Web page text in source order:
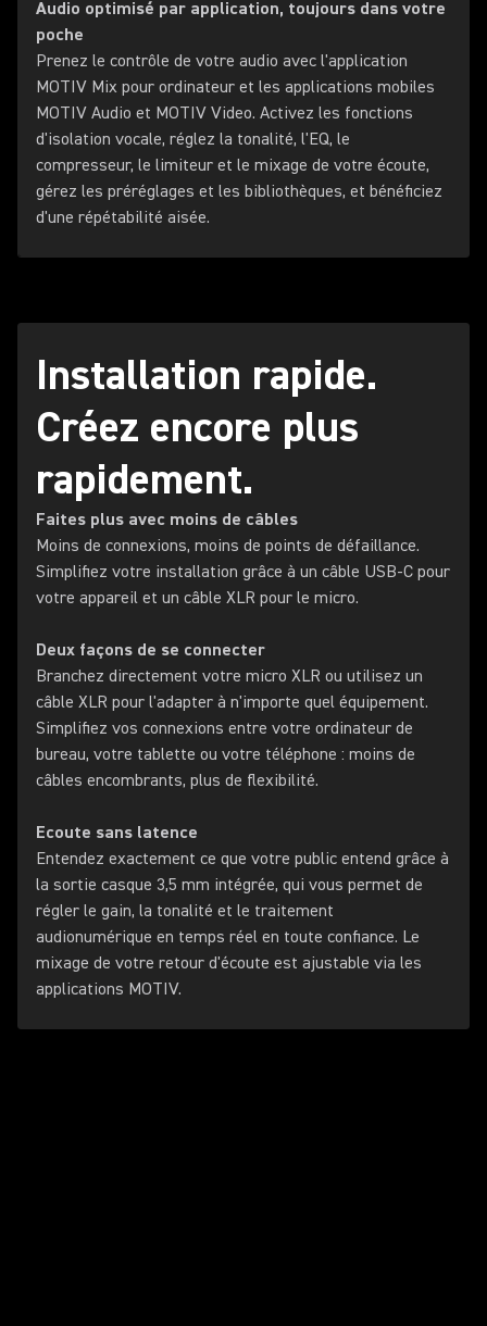
Audio optimisé par application, toujours dans votre
poche
Prenez le contrôle de votre audio avec l'application
MOTIV Mix pour ordinateur et les applications mobiles
MOTIV Audio et MOTIV Video. Activez les fonctions
d'isolation vocale, réglez la tonalité, l'EQ, le
compresseur, le limiteur et le mixage de votre écoute,
gérez les préréglages et les bibliothèques, et bénéficiez
d'une répétabilité aisée.
Installation rapide.
Créez encore plus
rapidement.
Faites plus avec moins de câbles
Moins de connexions, moins de points de défaillance.
Simplifiez votre installation grâce à un câble USB-C pour
votre appareil et un câble XLR pour le micro.
Deux façons de se connecter
Branchez directement votre micro XLR ou utilisez un
câble XLR pour l'adapter à n'importe quel équipement.
Simplifiez vos connexions entre votre ordinateur de
bureau, votre tablette ou votre téléphone : moins de
câbles encombrants, plus de flexibilité.
Ecoute sans latence
Entendez exactement ce que votre public entend grâce à
la sortie casque 3,5 mm intégrée, qui vous permet de
régler le gain, la tonalité et le traitement
audionumérique en temps réel en toute confiance. Le
mixage de votre retour d'écoute est ajustable via les
applications MOTIV.